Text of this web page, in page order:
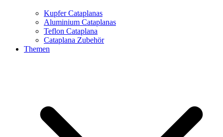
Kupfer Cataplanas
Aluminium Cataplanas
Teflon Cataplana
Cataplana Zubehör
Themen